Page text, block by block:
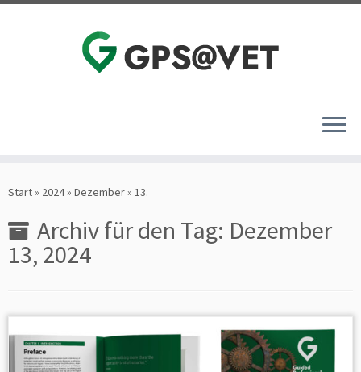
Inhalt
Start» 2024» Dezember» 13.
Archiv für den Tag: Dezember
13, 2024